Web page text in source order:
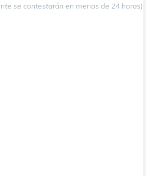
se contestarán en menos de 24 horas)